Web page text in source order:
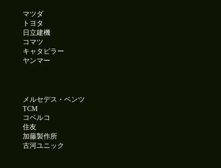
マツダ
トヨタ
日立建機
コマツ
キャタピラー
ヤンマー
メルセデス・ベンツ
TCM
コベルコ
住友
加藤製作所
古河ユニック